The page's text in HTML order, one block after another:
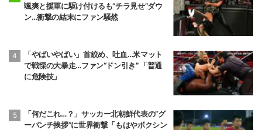
颯爽と援軍に駆け付けるも“チラ見せ”ダウ
ン…衝撃の結末にファン騒然
「やばいやばい」首絞め、吐血…米マット
で戦慄の大暴走…ファン“ドン引き” 「普通
に危険技」
「何だこれ…？」サッカー北朝鮮代表の“グ
ーパンチ挨拶”に世界衝撃「もはやボクシン